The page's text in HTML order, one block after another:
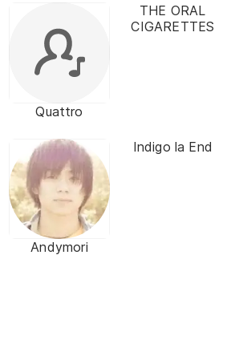
Quattro
THE ORAL
CIGARETTES
Andymori
Indigo la End